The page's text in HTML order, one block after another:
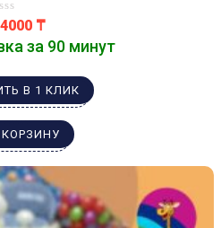
4000 ₸
за 90 минут
В 1 КЛИК
КОРЗИНУ